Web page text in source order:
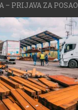
– PRIJAVA ZA POSAO